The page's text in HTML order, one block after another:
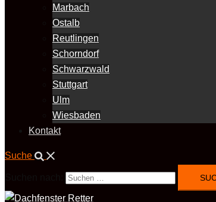
Marbach
Ostalb
Reutlingen
Schorndorf
Schwarzwald
Stuttgart
Ulm
Wiesbaden
Kontakt
Suche